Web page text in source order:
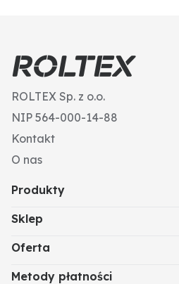
ROLTEX Sp. z o.o.
NIP 564-000-14-88
Kontakt
O nas
Produkty
Sklep
Oferta
Metody płatności